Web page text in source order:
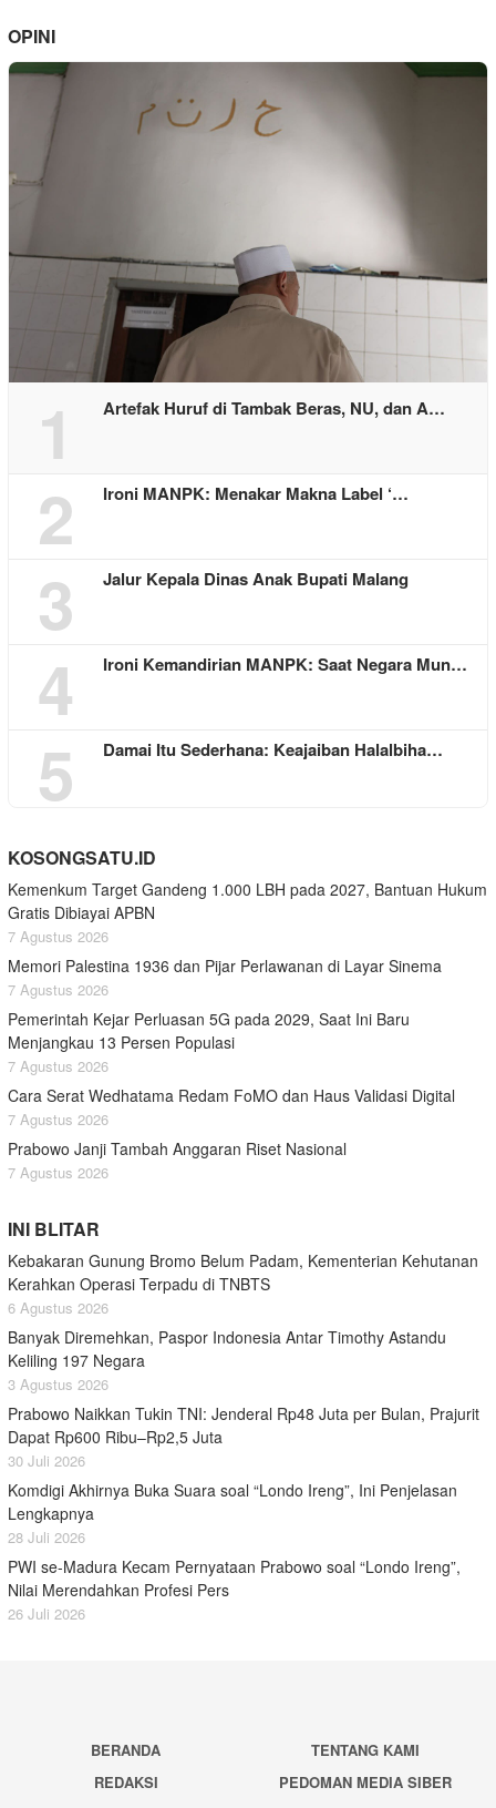
OPINI
1 Artefak Huruf di Tambak Beras, NU, dan A…
2 Ironi MANPK: Menakar Makna Label ‘…
3 Jalur Kepala Dinas Anak Bupati Malang
4 Ironi Kemandirian MANPK: Saat Negara Mun…
5 Damai Itu Sederhana: Keajaiban Halalbiha…
KOSONGSATU.ID
Kemenkum Target Gandeng 1.000 LBH pada 2027, Bantuan Hukum
Gratis Dibiayai APBN
7 Agustus 2026
Memori Palestina 1936 dan Pijar Perlawanan di Layar Sinema
7 Agustus 2026
Pemerintah Kejar Perluasan 5G pada 2029, Saat Ini Baru
Menjangkau 13 Persen Populasi
7 Agustus 2026
Cara Serat Wedhatama Redam FoMO dan Haus Validasi Digital
7 Agustus 2026
Prabowo Janji Tambah Anggaran Riset Nasional
7 Agustus 2026
INI BLITAR
Kebakaran Gunung Bromo Belum Padam, Kementerian Kehutanan
Kerahkan Operasi Terpadu di TNBTS
6 Agustus 2026
Banyak Diremehkan, Paspor Indonesia Antar Timothy Astandu
Keliling 197 Negara
3 Agustus 2026
Prabowo Naikkan Tukin TNI: Jenderal Rp48 Juta per Bulan, Prajurit
Dapat Rp600 Ribu–Rp2,5 Juta
30 Juli 2026
Komdigi Akhirnya Buka Suara soal “Londo Ireng”, Ini Penjelasan
Lengkapnya
28 Juli 2026
PWI se-Madura Kecam Pernyataan Prabowo soal “Londo Ireng”,
Nilai Merendahkan Profesi Pers
26 Juli 2026
BERANDA
TENTANG KAMI
REDAKSI
PEDOMAN MEDIA SIBER